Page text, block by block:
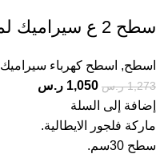
سطح 2 ع سيراميك لمس ايطالي
اسطح, اسطح كهرباء سيراميك
1,273 ر.س 1,050 ر.س
إضافة إلى السلة
ماركة فلجور الايطالية.
سطح 30سم.